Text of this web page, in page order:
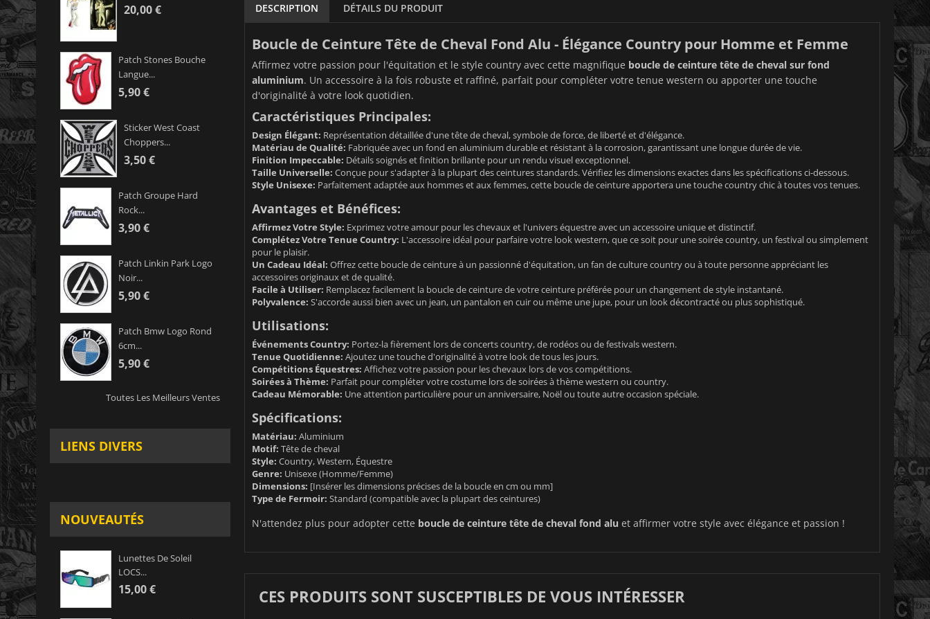
20,00 €
Patch Stones Bouche
Langue...
5,90 €
Sticker West Coast
Choppers...
3,50 €
Patch Groupe Hard
Rock...
3,90 €
Patch Linkin Park Logo
Noir...
5,90 €
Patch Bmw Logo Rond
6cm...
5,90 €
Toutes Les Meilleurs Ventes
LIENS DIVERS
NOUVEAUTÉS
Lunettes De Soleil
LOCS...
15,00 €
DESCRIPTION DÉTAILS DU PRODUIT
Boucle de Ceinture Tête de Cheval Fond Alu - Élégance Country pour Homme et Femme
Affirmez votre passion pour l'équitation et le style country avec cette magnifique boucle de ceinture tête de cheval sur fond
aluminium. Un accessoire à la fois robuste et raffiné, parfait pour compléter votre tenue western ou apporter une touche
d'originalité à votre look quotidien.
Caractéristiques Principales:
Design Élégant: Représentation détaillée d'une tête de cheval, symbole de force, de liberté et d'élégance.
Matériau de Qualité: Fabriquée avec un fond en aluminium durable et résistant à la corrosion, garantissant une longue durée de vie.
Finition Impeccable: Détails soignés et finition brillante pour un rendu visuel exceptionnel.
Taille Universelle: Conçue pour s'adapter à la plupart des ceintures standards. Vérifiez les dimensions exactes dans les spécifications ci-dessous.
Style Unisexe: Parfaitement adaptée aux hommes et aux femmes, cette boucle de ceinture apportera une touche country chic à toutes vos tenues.
Avantages et Bénéfices:
Affirmez Votre Style: Exprimez votre amour pour les chevaux et l'univers équestre avec un accessoire unique et distinctif.
Complétez Votre Tenue Country: L'accessoire idéal pour parfaire votre look western, que ce soit pour une soirée country, un festival ou simplement
pour le plaisir.
Un Cadeau Idéal: Offrez cette boucle de ceinture à un passionné d'équitation, un fan de culture country ou à toute personne appréciant les
accessoires originaux et de qualité.
Facile à Utiliser: Remplacez facilement la boucle de ceinture de votre ceinture préférée pour un changement de style instantané.
Polyvalence: S'accorde aussi bien avec un jean, un pantalon en cuir ou même une jupe, pour un look décontracté ou plus sophistiqué.
Utilisations:
Événements Country: Portez-la fièrement lors de concerts country, de rodéos ou de festivals western.
Tenue Quotidienne: Ajoutez une touche d'originalité à votre look de tous les jours.
Compétitions Équestres: Affichez votre passion pour les chevaux lors de vos compétitions.
Soirées à Thème: Parfait pour compléter votre costume lors de soirées à thème western ou country.
Cadeau Mémorable: Une attention particulière pour un anniversaire, Noël ou toute autre occasion spéciale.
Spécifications:
Matériau: Aluminium
Motif: Tête de cheval
Style: Country, Western, Équestre
Genre: Unisexe (Homme/Femme)
Dimensions: [Insérer les dimensions précises de la boucle en cm ou mm]
Type de Fermoir: Standard (compatible avec la plupart des ceintures)
N'attendez plus pour adopter cette boucle de ceinture tête de cheval fond alu et affirmer votre style avec élégance et passion !
CES PRODUITS SONT SUSCEPTIBLES DE VOUS INTÉRESSER